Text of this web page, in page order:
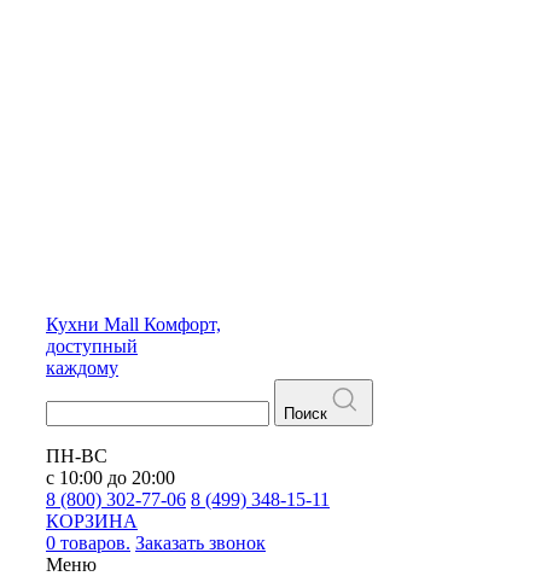
Кухни Mall Комфорт,
доступный
каждому
Поиск
ПН-ВС
с 10:00 до 20:00
8 (800) 302-77-06 8 (499) 348-15-11
КОРЗИНА
0 товаров. Заказать звонок
Меню